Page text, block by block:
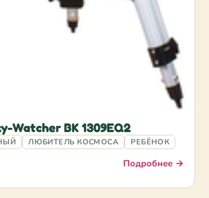
Watcher BK 1309EQ2
ЛЮБИТЕЛЬ КОСМОСА РЕБЁНОК
Подробнее →